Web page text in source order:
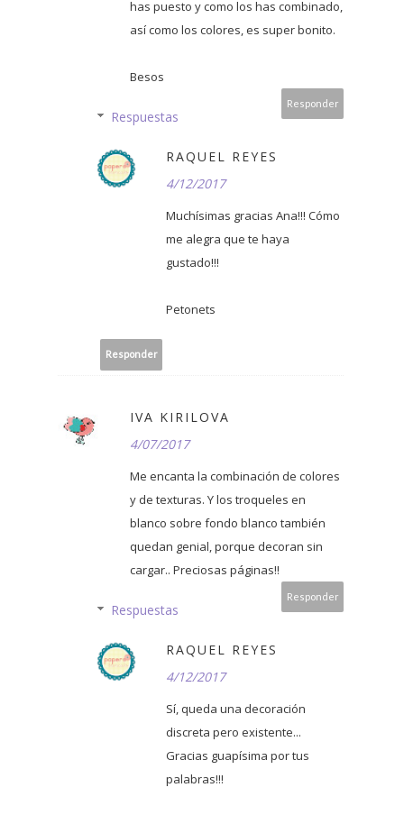
has puesto y como los has combinado,
así como los colores, es super bonito.
Besos
Responder
Respuestas
RAQUEL REYES
4/12/2017
Muchísimas gracias Ana!!! Cómo
me alegra que te haya
gustado!!!
Petonets
Responder
IVA KIRILOVA
4/07/2017
Me encanta la combinación de colores
y de texturas. Y los troqueles en
blanco sobre fondo blanco también
quedan genial, porque decoran sin
cargar.. Preciosas páginas!!
Responder
Respuestas
RAQUEL REYES
4/12/2017
Sí, queda una decoración
discreta pero existente...
Gracias guapísima por tus
palabras!!!